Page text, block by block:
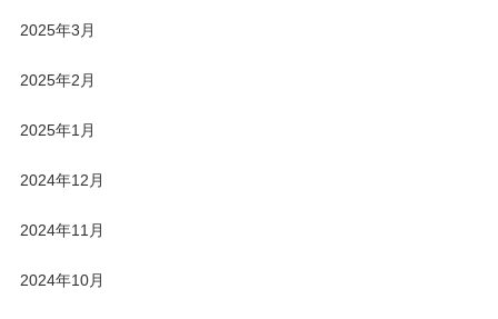
2025年3月
2025年2月
2025年1月
2024年12月
2024年11月
2024年10月